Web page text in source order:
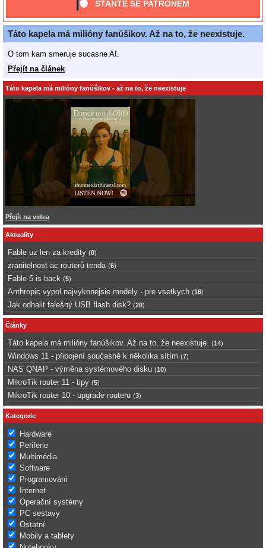
STAŇTE SE PATRONEM
Táto kapela má milióny fanúšikov. Až na to, že neexistuje.
O tom kam smeruje sucasne AI.
Přejít na článek
Táto kapela má milióny fanúšikov - až na to, že neexistuje
Přejít na videa
Aktuality
Fable uz len za kredity (0)
zranitelnost ac routerů tenda (6)
Fable 5 is back (5)
Anthropic vypol najvykonejsie modely - pre vsetkych (16)
Jak odhalit falešný USB flash disk? (20)
Články
Táto kapela má milióny fanúšikov. Až na to, že neexistuje. (14)
Windows 11 - připojení současně k několika sítím (7)
NAS QNAP - výměna systémového disku (10)
MikroTik router 11 - tipy (5)
MikroTik router 10 - upgrade routeru (3)
Kategorie
Hardware
Periferie
Multimédia
Software
Programování
Internet
Operační systémy
PC sestavy
Ostatní
Mobily a tablety